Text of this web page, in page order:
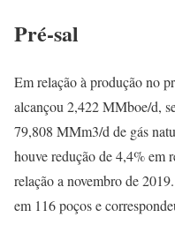
Pré-sal
Em relação à produção no
alcançou 2,422 MMboe/d,
79,808 MMm3/d de gás
houve redução de 4,4% em
relação a novembro de
em 116 poços e